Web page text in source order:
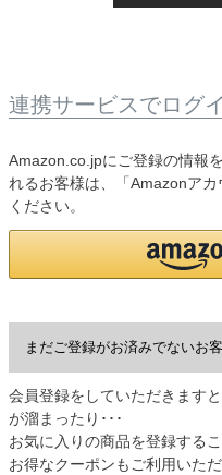
連携サービスでログ
Amazon.co.jpにご登録の情報
れるお客様は、「Amazonア
ください。
まだご登録がお済みでないお
会員登録をしていただきます
が溜まったり･･･
お気に入りの商品を登録するこ
お得なクーポンもご利用いただ